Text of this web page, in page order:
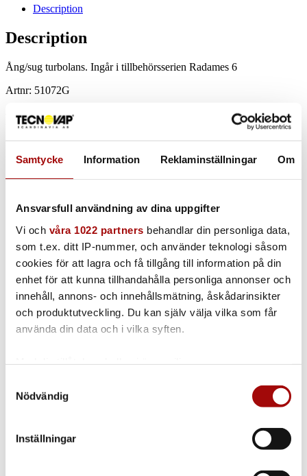
Samtycke Information Reklaminställningar Om
Ansvarsfull användning av dina uppgifter
Vi och våra 1022 partners behandlar din personliga data,
som t.ex. ditt IP-nummer, och använder teknologi såsom
cookies för att lagra och få tillgång till information på din
enhet för att kunna tillhandahålla personliga annonser och
innehåll, annons- och innehållsmätning, åskådarinsikter
och produktutveckling. Du kan själv välja vilka som får
använda din data och i vilka syften.
som kan ha en noggrannhet på upp till flera meter
Nödvändig
Inställningar
Description
Description
Ång/sug turbolans. Ingår i tillbehörsserien Radames 6
Artnr: 51072G
Related products
Kit Radames | 6 bar
KRGP00
Fönsterskrapa 250 mm